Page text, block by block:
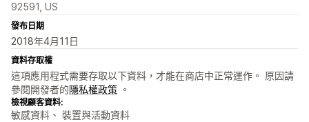
92591, US
發布日期
2018年4月11日
資料存取權
這項應用程式需要存取以下資料，才能在商店中正常運作。 原因請
參閱開發者的隱私權政策 。
檢視顧客資料:
敏感資料、 裝置與活動資料